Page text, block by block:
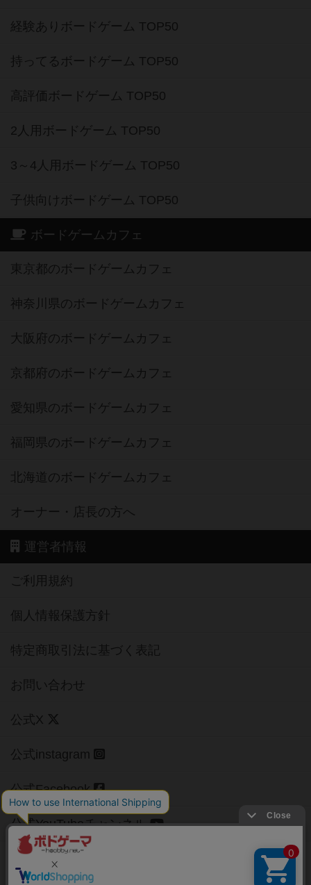
経験ありボードゲーム TOP50
持ってるボードゲーム TOP50
高評価ボードゲーム TOP50
2人用ボードゲーム TOP50
3～4人用ボードゲーム TOP50
子供向けボードゲーム TOP50
ボードゲームカフェ
東京都のボードゲームカフェ
神奈川県のボードゲームカフェ
大阪府のボードゲームカフェ
京都府のボードゲームカフェ
愛知県のボードゲームカフェ
福岡県のボードゲームカフェ
北海道のボードゲームカフェ
オーナー・店長の方へ
運営者情報
ご利用規約
個人情報保護方針
特定商取引法に基づく表記
お問い合わせ
公式X
公式instagram
公式Facebook
公式YouTubeチャンネル